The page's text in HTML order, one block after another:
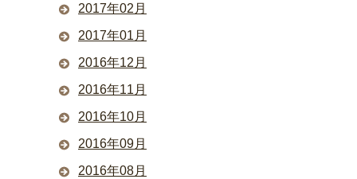
2017年02月
2017年01月
2016年12月
2016年11月
2016年10月
2016年09月
2016年08月